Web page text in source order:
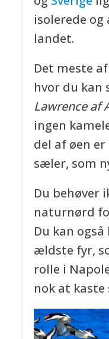
isolerede og
landet.
Det meste af
hvor du kan
Lawrence af
ingen
del af øen
sæler, som
Du behøver
naturnørd
Du kan
ældste fyr,
rolle i
nok at kaste